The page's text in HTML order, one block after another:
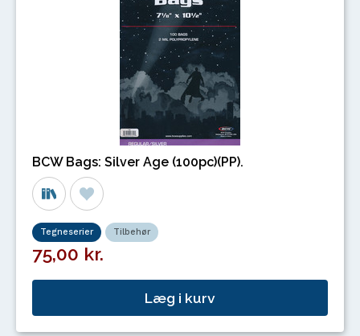
BCW Bags: Silver Age (100pc)(PP).
Tegneserier Tilbehør
75,00 kr.
Læg i kurv